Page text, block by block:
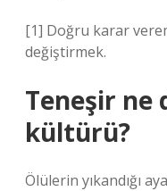
[1] Doğru karar
değiştirmek.
Teneşir ne
kültürü?
Ölülerin yıkandığı